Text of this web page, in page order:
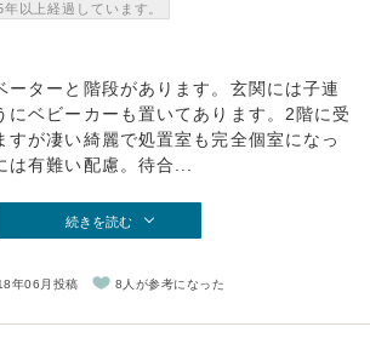
以上経過しています。
ーターと階段があります。玄関には子連
にベビーカーも置いてあります。2階に受
すが凄い綺麗で処置室も完全個室になっ
は有難い配慮。待合...
続きを読む
年06月投稿 8人が参考になった